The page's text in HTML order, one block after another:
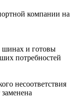
компании на
и готовы
потребностей
несоответствия